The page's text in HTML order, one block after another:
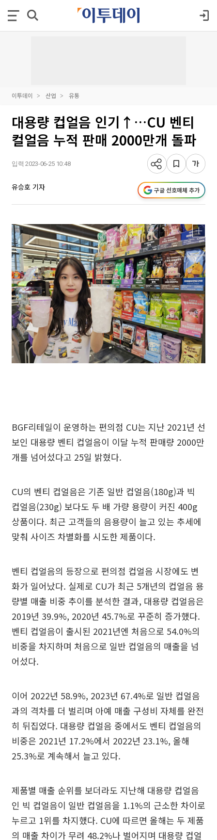
이투데이 산업 유통
대용량 컵얼음 인기↑…CU 벤티
컬얼음 누적 판매 2000만개 돌파
입력 2023-06-25 10:48
유승호 기자 구글 선호매체 추가
BGF리테일이 운영하는 편의점 CU는 지난 2021년 선
보인 대용량 벤티 컵얼음이 이달 누적 판매량 2000만
개를 넘어섰다고 25일 밝혔다.
CU의 벤티 컵얼음은 기존 일반 컵얼음(180g)과 빅
컵얼음(230g) 보다도 두 배 가량 용량이 커진 400g
상품이다. 최근 고객들의 음용량이 늘고 있는 추세에
맞춰 사이즈 차별화를 시도한 제품이다.
벤티 컵얼음의 등장으로 편의점 컵얼음 시장에도 변
화가 일어났다. 실제로 CU가 최근 5개년의 컵얼음 용
량별 매출 비중 추이를 분석한 결과, 대용량 컵얼음은
2019년 39.9%, 2020년 45.7%로 꾸준히 증가했다.
벤티 컵얼음이 출시된 2021년엔 처음으로 54.0%의
비중을 차지하며 처음으로 일반 컵얼음의 매출을 넘
어섰다.
이어 2022년 58.9%, 2023년 67.4%로 일반 컵얼음
과의 격차를 더 벌리며 아예 매출 구성비 자체를 완전
히 뒤집었다. 대용량 컵얼음 중에서도 벤티 컵얼음의
비중은 2021년 17.2%에서 2022년 23.1%, 올해
25.3%로 계속해서 늘고 있다.
제품별 매출 순위를 보더라도 지난해 대용량 컵얼음
인 빅 컵얼음이 일반 컵얼음을 1.1%의 근소한 차이로
누르고 1위를 차지했다. CU에 따르면 올해는 두 제품
의 매출 차이가 무려 48.2%나 벌어지며 대용량 컵얼